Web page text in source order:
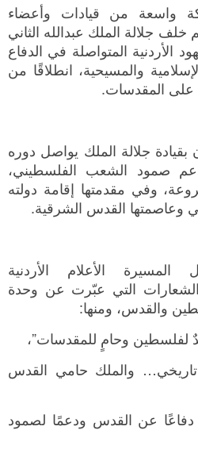
واسعة من قيادات وأعضاء
خلف جلالة الملك عبدالله الثاني
الأردنية المتواصلة في الدفاع
والمسيحية، انطلاقًا من
على المقدسات.
جلالة الملك يواصل دوره
صمود الشعب الفلسطيني،
وفي مقدمتها إقامة دولته
وعاصمتها القدس الشرقية.
الأعلام الأردنية
الشعارات التي عبّرت عن وحدة
والقدس، ومنها:
لفلسطين وحامٍ للمقدسات”،
تاريخي… والملك حامي القدس
عن القدس ودعمًا لصمود